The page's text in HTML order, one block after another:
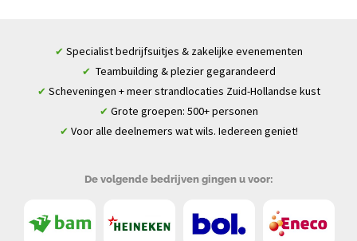
✔ Specialist bedrijfsuitjes & zakelijke evenementen
✔ Teambuilding & plezier gegarandeerd
✔ Scheveningen + meer strandlocaties Zuid-Hollandse kust
✔ Grote groepen: 500+ personen
✔ Voor alle deelnemers wat wils. Iedereen geniet!
De volgende bedrijven gingen u voor: